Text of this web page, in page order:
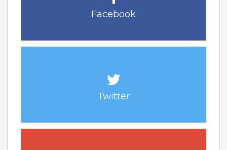
Facebook
Twitter